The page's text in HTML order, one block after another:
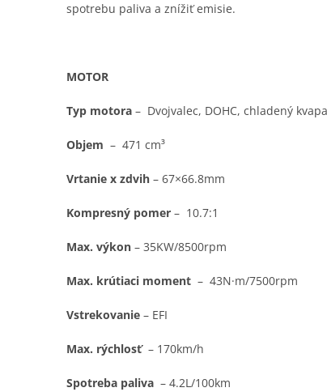
spotrebu paliva a znížiť emisie.
MOTOR
Typ motora – Dvojvalec, DOHC, chladený
Objem – 471 cm³
Vrtanie x zdvih – 67×66.8mm
Kompresný pomer – 10.7:1
Max. výkon – 35KW/8500rpm
Max. krútiaci moment – 43N·m/7500rpm
Vstrekovanie – EFI
Max. rýchlosť – 170km/h
Spotreba paliva – 4.2L/100km